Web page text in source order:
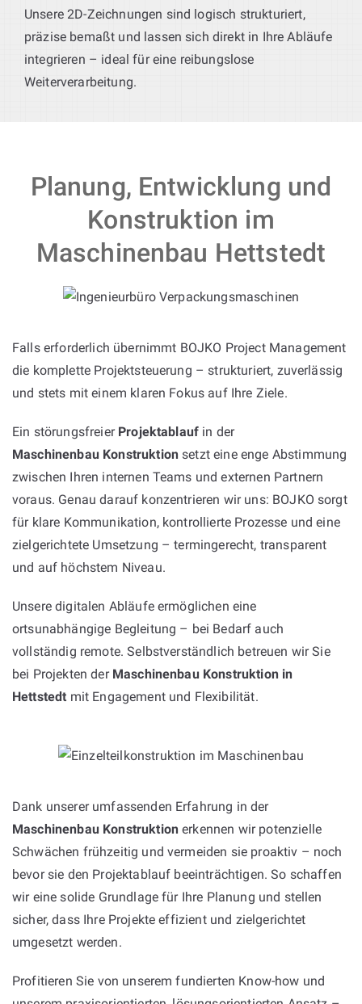
Unsere 2D-Zeichnungen sind logisch strukturiert,
präzise bemaßt und lassen sich direkt in Ihre Abläufe
integrieren – ideal für eine reibungslose
Weiterverarbeitung.
Planung, Entwicklung und
Konstruktion im
Maschinenbau Hettstedt
Falls erforderlich übernimmt BOJKO Project Management
die komplette Projektsteuerung – strukturiert, zuverlässig
und stets mit einem klaren Fokus auf Ihre Ziele.
Ein störungsfreier Projektablauf in der
Maschinenbau Konstruktion setzt eine enge Abstimmung
zwischen Ihren internen Teams und externen Partnern
voraus. Genau darauf konzentrieren wir uns: BOJKO sorgt
für klare Kommunikation, kontrollierte Prozesse und eine
zielgerichtete Umsetzung – termingerecht, transparent
und auf höchstem Niveau.
Unsere digitalen Abläufe ermöglichen eine
ortsunabhängige Begleitung – bei Bedarf auch
vollständig remote. Selbstverständlich betreuen wir Sie
bei Projekten der Maschinenbau Konstruktion in
Hettstedt mit Engagement und Flexibilität.
Dank unserer umfassenden Erfahrung in der
Maschinenbau Konstruktion erkennen wir potenzielle
Schwächen frühzeitig und vermeiden sie proaktiv – noch
bevor sie den Projektablauf beeinträchtigen. So schaffen
wir eine solide Grundlage für Ihre Planung und stellen
sicher, dass Ihre Projekte effizient und zielgerichtet
umgesetzt werden.
Profitieren Sie von unserem fundierten Know-how und